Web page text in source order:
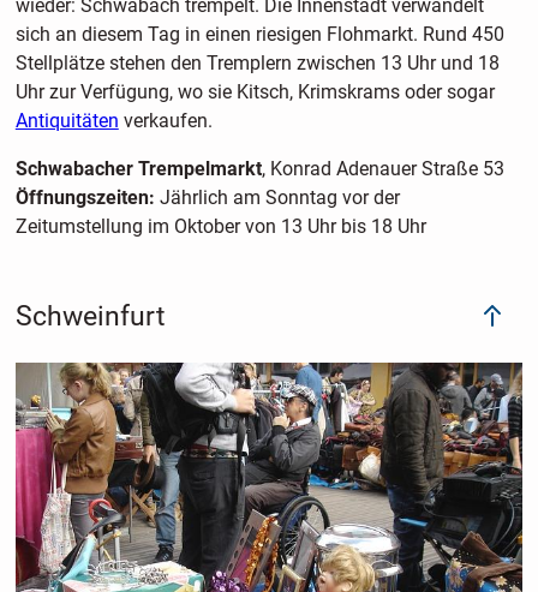
wieder: Schwabach trempelt. Die Innenstadt verwandelt
sich an diesem Tag in einen riesigen Flohmarkt. Rund 450
Stellplätze stehen den Tremplern zwischen 13 Uhr und 18
Uhr zur Verfügung, wo sie Kitsch, Krimskrams oder sogar
Antiquitäten verkaufen.
Schwabacher Trempelmarkt, Konrad Adenauer Straße 53
Öffnungszeiten: Jährlich am Sonntag vor der
Zeitumstellung im Oktober von 13 Uhr bis 18 Uhr
Schweinfurt